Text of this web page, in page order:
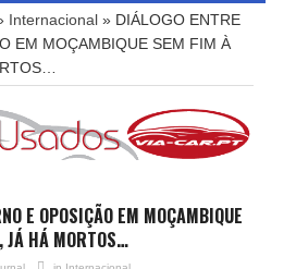
Internacional » DIÁLOGO ENTRE
EM MOÇAMBIQUE SEM FIM À
E OPOSIÇÃO EM MOÇAMBIQUE
JÁ HÁ MORTOS…